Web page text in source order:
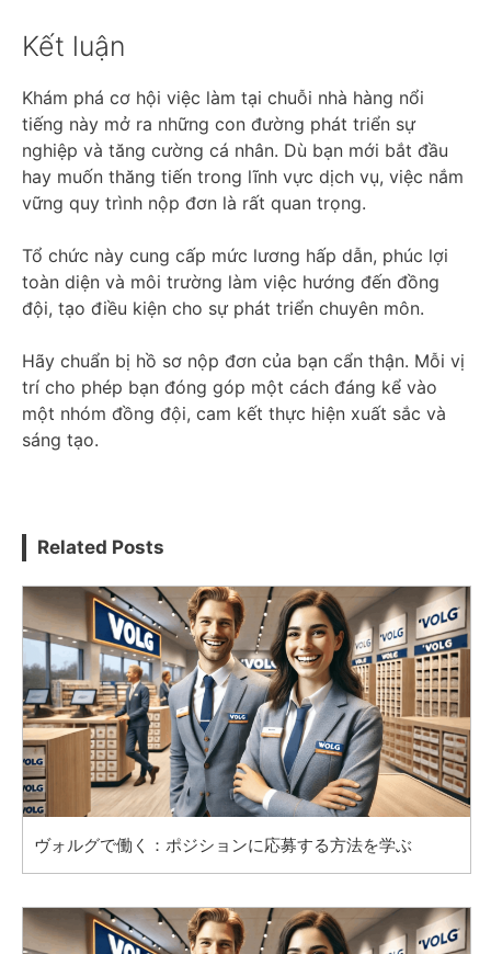
Kết luận
Khám phá cơ hội việc làm tại chuỗi nhà hàng nổi
tiếng này mở ra những con đường phát triển sự
nghiệp và tăng cường cá nhân. Dù bạn mới bắt đầu
hay muốn thăng tiến trong lĩnh vực dịch vụ, việc nắm
vững quy trình nộp đơn là rất quan trọng.
Tổ chức này cung cấp mức lương hấp dẫn, phúc lợi
toàn diện và môi trường làm việc hướng đến đồng
đội, tạo điều kiện cho sự phát triển chuyên môn.
Hãy chuẩn bị hồ sơ nộp đơn của bạn cẩn thận. Mỗi vị
trí cho phép bạn đóng góp một cách đáng kể vào
một nhóm đồng đội, cam kết thực hiện xuất sắc và
sáng tạo.
Related Posts
ヴォルグで働く：ポジションに応募する方法を学ぶ